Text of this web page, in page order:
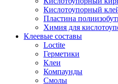
Кислотоупорный
Пластина
Химия для
Клеевые составы
Loctite
Герметики
Клеи
Компаунды
Смолы